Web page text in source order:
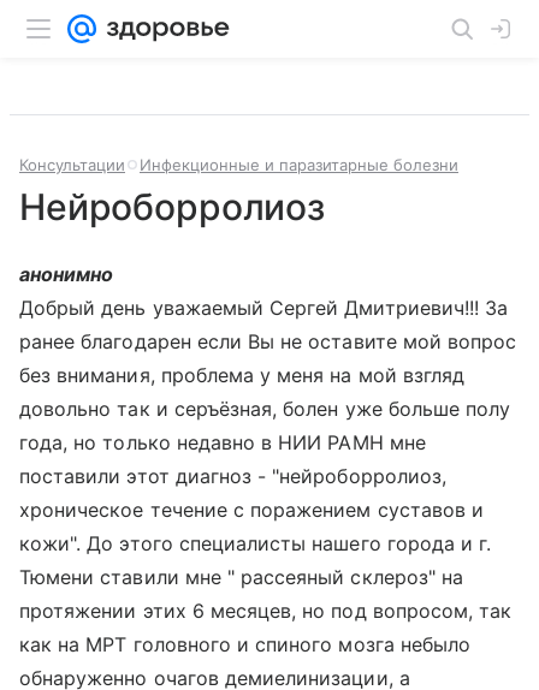
Консультации Инфекционные и паразитарные болезни
Нейроборролиоз
анонимно
Добрый день уважаемый Сергей Дмитриевич!!! За
ранее благодарен если Вы не оставите мой вопрос
без внимания, проблема у меня на мой взгляд
довольно так и серъёзная, болен уже больше полу
года, но только недавно в НИИ РАМН мне
поставили этот диагноз - "нейроборролиоз,
хроническое течение с поражением суставов и
кожи". До этого специалисты нашего города и г.
Тюмени ставили мне " рассеяный склероз" на
протяжении этих 6 месяцев, но под вопросом, так
как на МРТ головного и спиного мозга небыло
обнаруженно очагов демиелинизации, а